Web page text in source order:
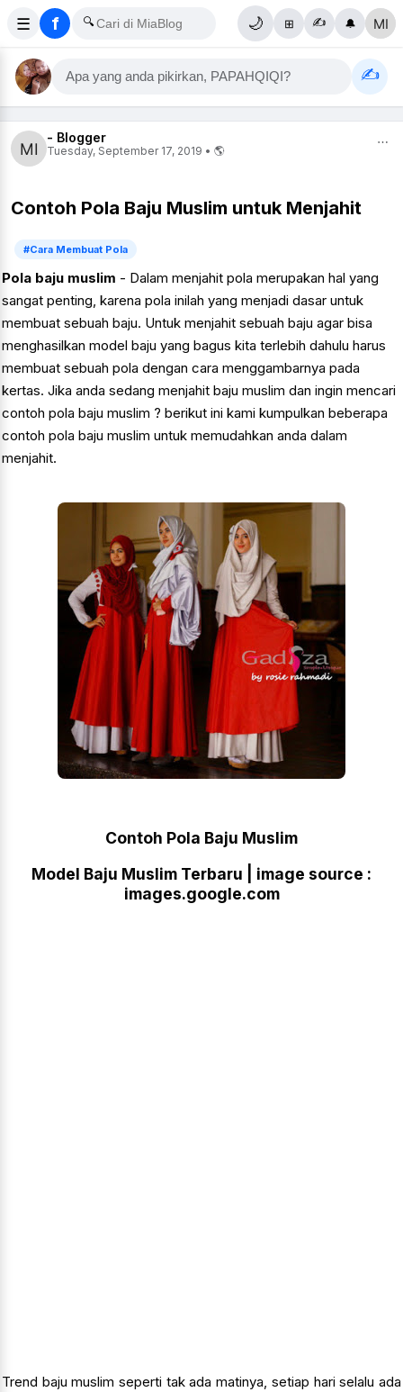
☰ f 🔍 🌙 ⊞ ✍️ 🔔
Apa yang anda pikirkan, PAPAHQIQI? ✍️
- Blogger
Tuesday, September 17, 2019 • 🌎
⋯
Contoh Pola Baju Muslim untuk Menjahit
#Cara Membuat Pola
Pola baju muslim - Dalam menjahit pola merupakan hal yang
sangat penting, karena pola inilah yang menjadi dasar untuk
membuat sebuah baju. Untuk menjahit sebuah baju agar bisa
menghasilkan model baju yang bagus kita terlebih dahulu harus
membuat sebuah pola dengan cara menggambarnya pada
kertas. Jika anda sedang menjahit baju muslim dan ingin mencari
contoh pola baju muslim ? berikut ini kami kumpulkan beberapa
contoh pola baju muslim untuk memudahkan anda dalam
menjahit.
Contoh Pola Baju Muslim
Model Baju Muslim Terbaru | image source :
images.google.com
Trend baju muslim seperti tak ada matinya, setiap hari selalu ada